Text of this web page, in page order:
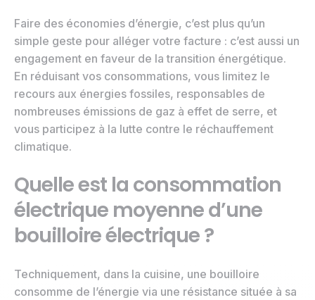
Faire des économies d’énergie, c’est plus qu’un
simple geste pour alléger votre facture : c’est aussi un
engagement en faveur de la transition énergétique.
En réduisant vos consommations, vous limitez le
recours aux énergies fossiles, responsables de
nombreuses émissions de gaz à effet de serre, et
vous participez à la lutte contre le réchauffement
climatique.
Quelle est la consommation
électrique moyenne d’une
bouilloire électrique ?
Techniquement, dans la cuisine, une bouilloire
consomme de l’énergie via une résistance située à sa